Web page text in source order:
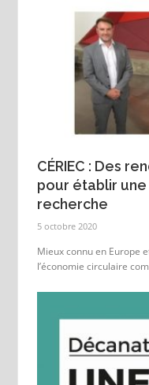
CÉRIEC : Des
pour établir
recherche
5 octobre 2020
Mieux connu en Europe
l’économie circulaire